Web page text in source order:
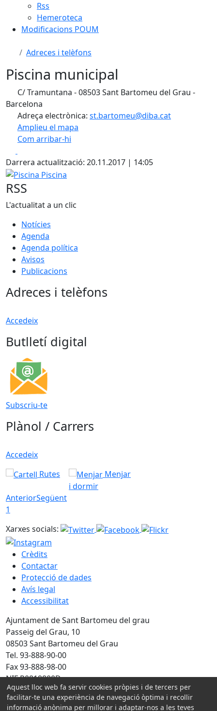
Rss
Hemeroteca
Modificacions POUM
Adreces i telèfons
Piscina municipal
C/ Tramuntana - 08503 Sant Bartomeu del Grau -
Barcelona
Adreça electrònica: st.bartomeu@diba.cat
Amplieu el mapa
Com arribar-hi
+
−
Darrera actualització: 20.11.2017 | 14:05
Piscina Piscina
RSS
L'actualitat a un clic
Notícies
Agenda
Agenda política
Avisos
Publicacions
Adreces i telèfons
Accedeix
Butlletí digital
Subscriu-te
Plànol / Carrers
Accedeix
Rutes
Menjar
i dormir
AnteriorSegüent
1
Xarxes socials:
Crèdits
Contactar
Protecció de dades
Avís legal
Accessibilitat
Ajuntament de Sant Bartomeu del grau
Passeig del Grau, 10
08503 Sant Bartomeu del Grau
Tel. 93-888-90-00
Fax 93-888-98-00
NIF P0819800D
Amb la col·laboració de:
Aquest lloc web fa servir cookies pròpies i de tercers per
facilitar-te una experiència de navegació òptima i recollir
informació anònima per millorar i adaptar-nos a les teves